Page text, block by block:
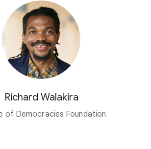
Richard Walakira
of Democracies Foundation